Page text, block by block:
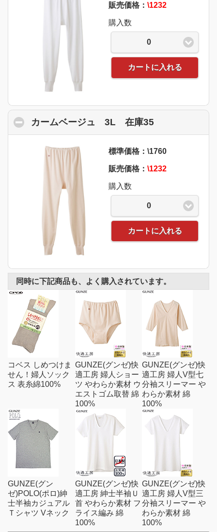
販売価格： \1232
購入数
0
カートに入れる
カームベージュ 3L 在庫35
標準価格：\1760
販売価格： \1232
購入数
0
カートに入れる
同時に下記商品も、よく購入されています。
コベス しめつけま
せん！婦人ソック
ス 表糸綿100%
GUNZE(グンゼ)快
適工房 婦人ショー
ツ やわらか素材 ウ
エストゴム取替 綿
100%
GUNZE(グンゼ)快
適工房 婦人V型七
分袖スリーマー や
わらか素材 綿
100%
GUNZE(グン
ゼ)POLO(ポロ)紳
士半袖カジュアル
Ｔシャツ Vネック
GUNZE(グンゼ)快
適工房 紳士半袖Ｕ
首 やわらか素材 フ
ライス編み 綿
100%
GUNZE(グンゼ)快
適工房 婦人V型三
分袖スリーマー や
わらか素材 綿
100%